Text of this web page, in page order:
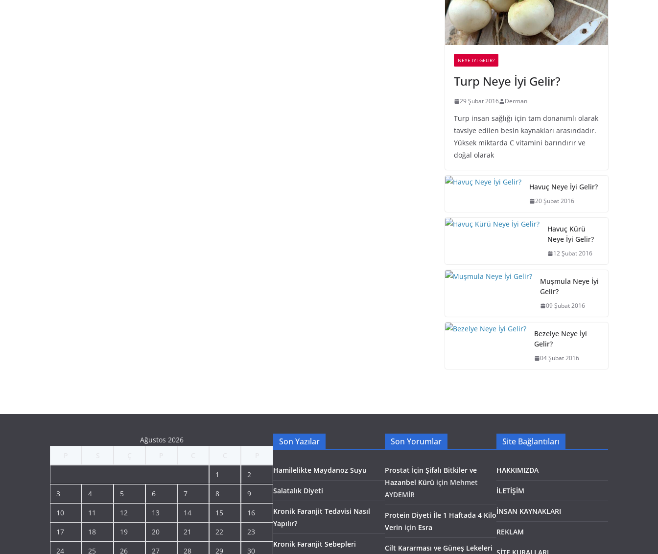
NEYE İYİ GELİR?
Turp Neye İyi Gelir?
29 Şubat 2016 Derman
Turp insan sağlığı için tam donanımlı olarak
tavsiye edilen besin kaynakları arasındadır.
Yüksek miktarda C vitamini barındırır ve
doğal olarak
Havuç Neye İyi Gelir?
20 Şubat 2016
Havuç Kürü
Neye İyi Gelir?
12 Şubat 2016
Muşmula Neye İyi
Gelir?
09 Şubat 2016
Bezelye Neye İyi
Gelir?
04 Şubat 2016
Ağustos 2026
1 2
3 4 5 6 7 8 9
10 11 12 13 14 15 16
17 18 19 20 21 22 23
24 25 26 27 28 29 30
Son Yazılar
Hamilelikte Maydanoz Suyu
Salatalık Diyeti
Kronik Faranjit Tedavisi Nasıl
Yapılır?
Kronik Faranjit Sebepleri
Son Yorumlar
Prostat İçin Şifalı Bitkiler ve
Hazanbel Kürü için Mehmet
AYDEMİR
Protein Diyeti İle 1 Haftada 4 Kilo
Verin için Esra
Cilt Kararması ve Güneş Lekeleri
Site Bağlantıları
HAKKIMIZDA
İLETİŞİM
İNSAN KAYNAKLARI
REKLAM